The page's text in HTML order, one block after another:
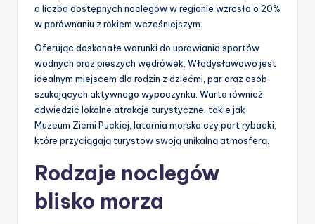
a liczba dostępnych noclegów w regionie wzrosła o 20%
w porównaniu z rokiem wcześniejszym.
Oferując doskonałe warunki do uprawiania sportów
wodnych oraz pieszych wędrówek, Władysławowo jest
idealnym miejscem dla rodzin z dziećmi, par oraz osób
szukających aktywnego wypoczynku. Warto również
odwiedzić lokalne atrakcje turystyczne, takie jak
Muzeum Ziemi Puckiej, latarnia morska czy port rybacki,
które przyciągają turystów swoją unikalną atmosferą.
Rodzaje noclegów
blisko morza